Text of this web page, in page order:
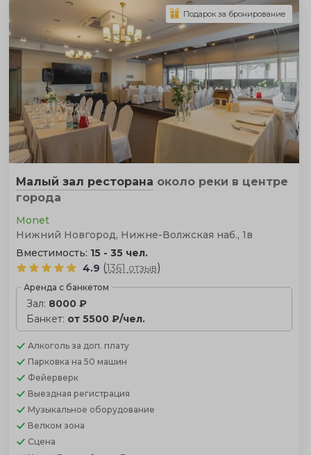
Малый зал ресторана около реки в центре
города
Monet
Нижний Новгород, Нижне-Волжская наб., 1в
Вместимость: 15 - 35 чел.
4.9 (1361 отзыв)
Аренда с банкетом
Зал: 8000 ₽
Банкет: от 5500 ₽/чел.
Алкоголь за доп. плату
Парковка на 50 машин
Фейерверк
Выездная регистрация
Музыкальное оборудование
Велком зона
Сцена
Подарок за бронирование